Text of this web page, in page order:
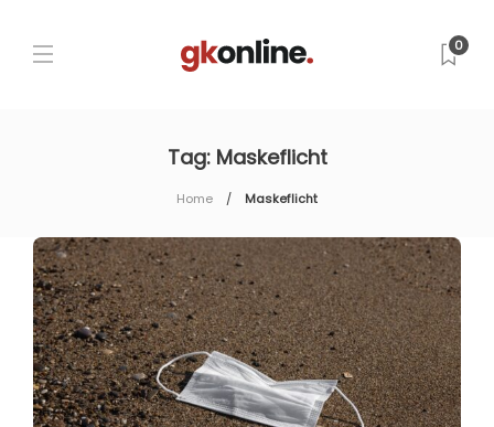
0
Tag: Maskeflicht
Home Maskeflicht